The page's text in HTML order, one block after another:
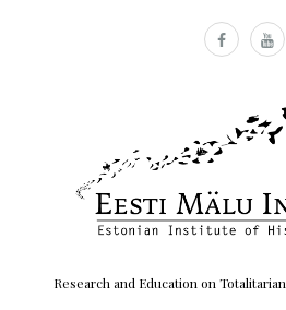
Research and Education on